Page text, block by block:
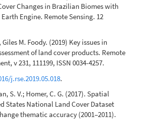
Changes in Brazilian Biomes with
Engine. Remote Sensing. 12
M. Foody. (2019) Key issues in
of land cover products. Remote
v 231, 111199, ISSN 0034-4257.
j.rse.2019.05.018.
S. V.; Homer, C. G. (2017). Spatial
States National Land Cover Dataset
thematic accuracy (2001–2011).